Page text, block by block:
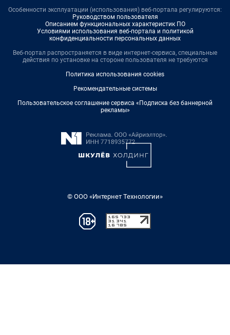
Особенности эксплуатации (использования) веб-портала регулируются:
Руководством пользователя
Описанием функциональных характеристик ПО
Условиями использования веб-портала и политикой
конфиденциальности персональных данных
Веб-портал распространяется в виде интернет-сервиса, специальные
действия по установке на стороне пользователя не требуются
Политика использования cookies
Рекомендательные системы
Пользовательское соглашение сервиса «Подписка без баннерной
рекламы»
© ООО «Интернет Технологии»